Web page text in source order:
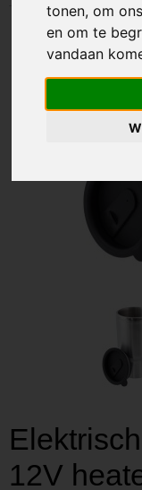
tonen, om
en om te
vandaan
12V